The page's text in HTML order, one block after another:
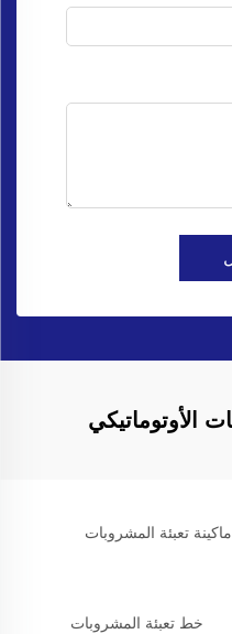
الأوتوماتيكي
ماكينة تعبئة المشروبات
خط تعبئة المشروبات